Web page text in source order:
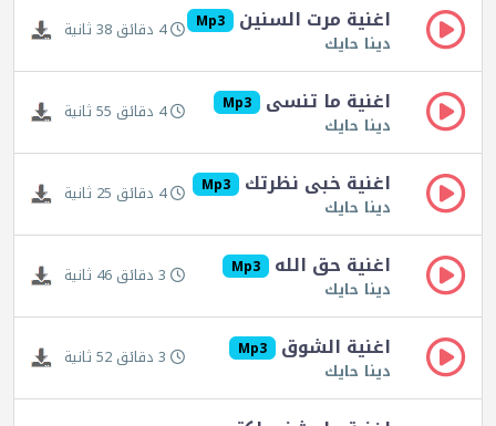
اغنية مرت السنين Mp3
دينا حايك 4 دقائق 38 ثانية
اغنية ما تنسى Mp3
دينا حايك 4 دقائق 55 ثانية
اغنية خبى نظرتك Mp3
دينا حايك 4 دقائق 25 ثانية
اغنية حق الله Mp3
دينا حايك 3 دقائق 46 ثانية
اغنية الشوق Mp3
دينا حايك 3 دقائق 52 ثانية